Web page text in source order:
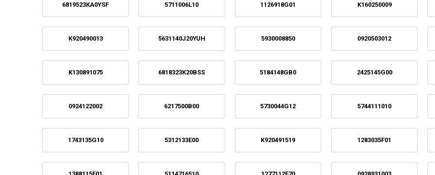
6819523KA0YSF 5711006L10 1126918G01 K160250009
K920490013 5631140J20YUH 5930008850 0920503012
K130891075 6818323K20BSS 5184148GB0 2425145G00
0924122002 6217500B00 5730044G12 5744111010
1743135G10 5312133E00 K920491519 1283035F01